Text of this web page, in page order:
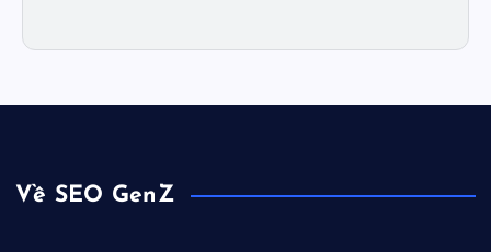
Về SEO GenZ